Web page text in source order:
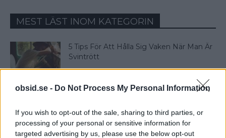
obsid.se - Do Not Process My Personal Information
If you wish to opt-out of the sale, sharing to third parties, or
processing of your personal or sensitive information for
targeted advertising by us, please use the below opt-out
MEST LÄST INOM KATEGORIN
5 Tips För Att Hålla Sig Vaken När Man Är
Svintrött
5 Tips För Att Gå In Nya Skor Utan Att